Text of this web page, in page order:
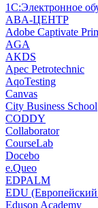
1С:Электронное
ABA-ЦЕНТР
Adobe Captivate
AGA
AKDS
Apec Petrotechnic
AqoTesting
Canvas
City Business School
CODDY
Collaborator
CourseLab
Docebo
e.Queo
EDPALM
EDU
Eduson Academy